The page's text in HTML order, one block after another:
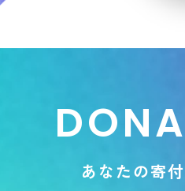
DONA
あ な たの寄付